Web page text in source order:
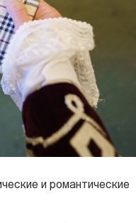
и романтические